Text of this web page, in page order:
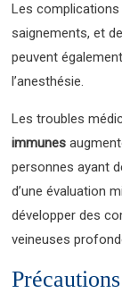
Les
saignements, et
peuvent
l’anesthésie.
Les troubles
immunes
personnes ayant
d’une évaluation
développer des
veineuses